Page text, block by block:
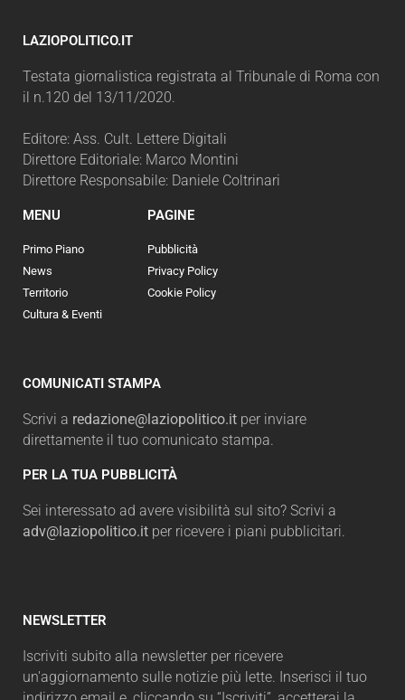
LAZIOPOLITICO.IT
Testata giornalistica registrata al Tribunale di Roma con
il n.120 del 13/11/2020.
Editore: Ass. Cult. Lettere Digitali
Direttore Editoriale: Marco Montini
Direttore Responsabile: Daniele Coltrinari
MENU
Primo Piano
News
Territorio
Cultura & Eventi
PAGINE
Pubblicità
Privacy Policy
Cookie Policy
COMUNICATI STAMPA
Scrivi a redazione@laziopolitico.it per inviare
direttamente il tuo comunicato stampa.
PER LA TUA PUBBLICITÀ
Sei interessato ad avere visibilità sul sito? Scrivi a
adv@laziopolitico.it per ricevere i piani pubblicitari.
NEWSLETTER
Iscriviti subito alla newsletter per ricevere
un'aggiornamento sulle notizie più lette. Inserisci il tuo